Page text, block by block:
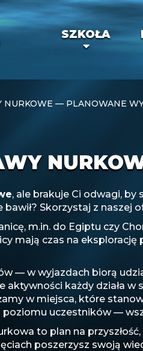
SZKOŁA
NURKOWE — PLANOWANE
, ale brakuje Ci odwagi,
Skorzystaj z naszej
m.in. do Egiptu czy
mają czas na
— w wyjazdach biorą
każdy działa
w miejsca, które
uczestników —
to plan na
poszerzysz swoją